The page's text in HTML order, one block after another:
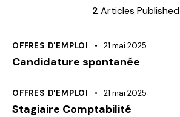
2 Articles Published
OFFRES D'EMPLOI 21 mai 2025
Candidature spontanée
OFFRES D'EMPLOI 21 mai 2025
Stagiaire Comptabilité